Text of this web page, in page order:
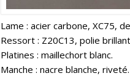
Lame : acier carbone, XC75,
Ressort : Z20C13, polie
Platines : maillechort blanc.
Manche : nacre blanche, riveté.